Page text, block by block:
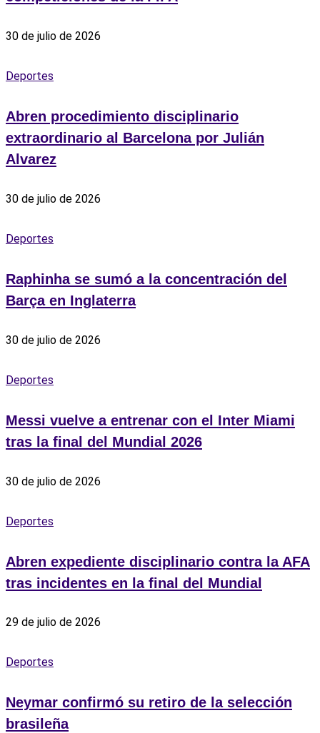
30 de julio de 2026
Deportes
Abren procedimiento disciplinario
extraordinario al Barcelona por Julián
Alvarez
30 de julio de 2026
Deportes
Raphinha se sumó a la concentración del
Barça en Inglaterra
30 de julio de 2026
Deportes
Messi vuelve a entrenar con el Inter Miami
tras la final del Mundial 2026
30 de julio de 2026
Deportes
Abren expediente disciplinario contra la AFA
tras incidentes en la final del Mundial
29 de julio de 2026
Deportes
Neymar confirmó su retiro de la selección
brasileña